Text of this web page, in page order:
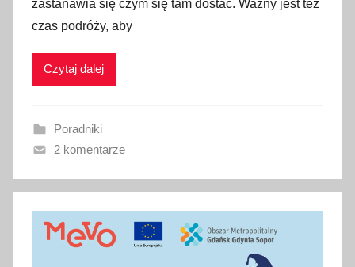
b
l
i
a
n
9
l
zastanawia się czym się tam dostać. Ważny jest też
czas podróży, aby
Czytaj dalej
Poradniki
2 komentarze